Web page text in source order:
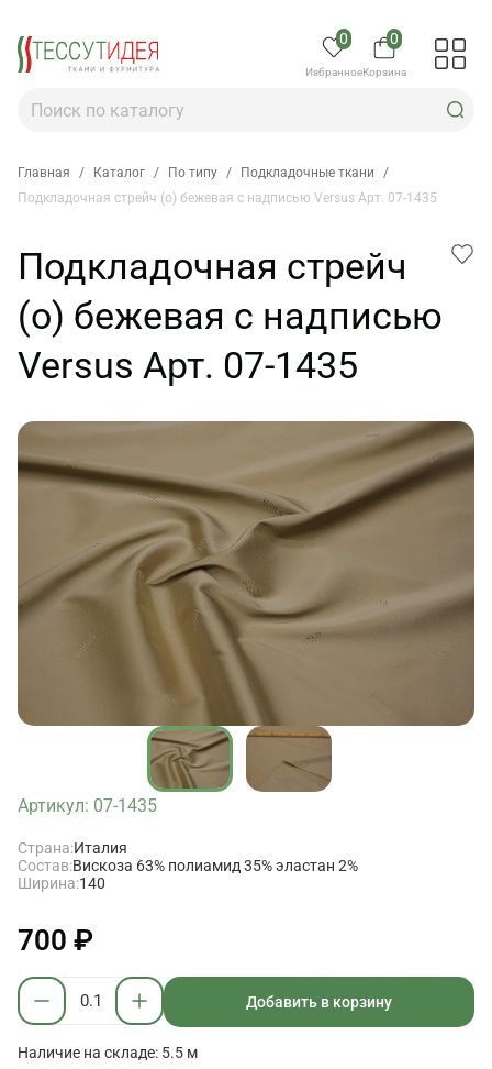
0
Избранное
0
Корзина
Главная / Каталог / По типу / Подкладочные ткани
/
Подкладочная стрейч (о) бежевая с надписью Versus Арт. 07-1435
Подкладочная стрейч
(о) бежевая с надписью
Versus Арт. 07-1435
Артикул: 07-1435
Страна:Италия
Состав:Вискоза 63% полиамид 35% эластан 2%
Ширина:140
700 ₽
Добавить в корзину
Наличие на складе: 5.5 м